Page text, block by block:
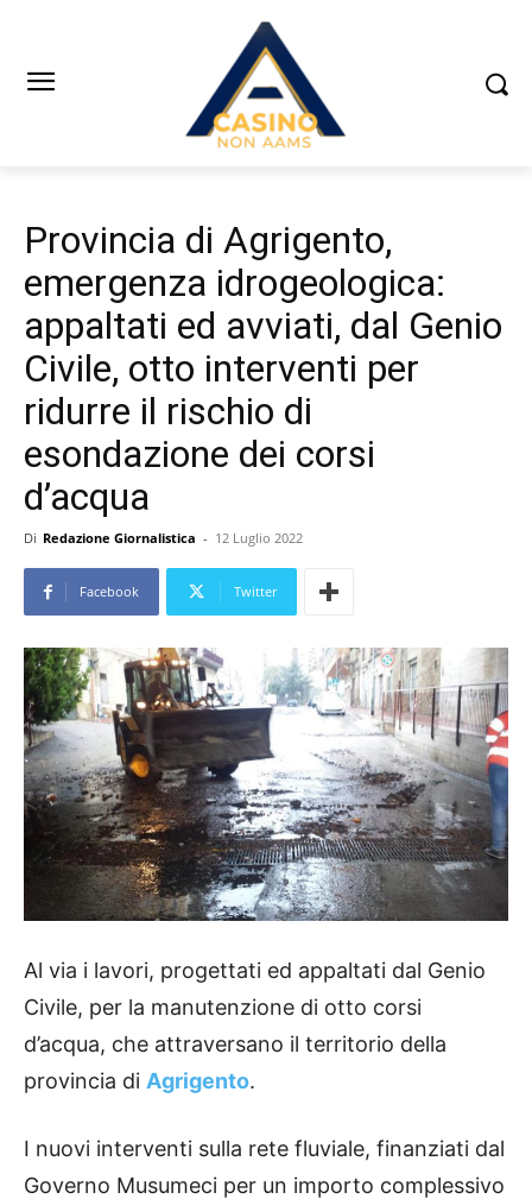
Provincia di Agrigento,
emergenza idrogeologica:
appaltati ed avviati, dal Genio
Civile, otto interventi per
ridurre il rischio di
esondazione dei corsi
d’acqua
Di Redazione Giornalistica - 12 Luglio 2022
Facebook Twitter
Al via i lavori, progettati ed appaltati dal Genio
Civile, per la manutenzione di otto corsi
d’acqua, che attraversano il territorio della
provincia di Agrigento.
I nuovi interventi sulla rete fluviale, finanziati dal
Governo Musumeci per un importo complessivo